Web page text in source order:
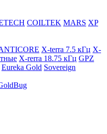
COILTEK MARS XP
X-terra 7.5 кГц X-
X-rerra 18.75 кГц GPZ
Eureka Gold Sovereign